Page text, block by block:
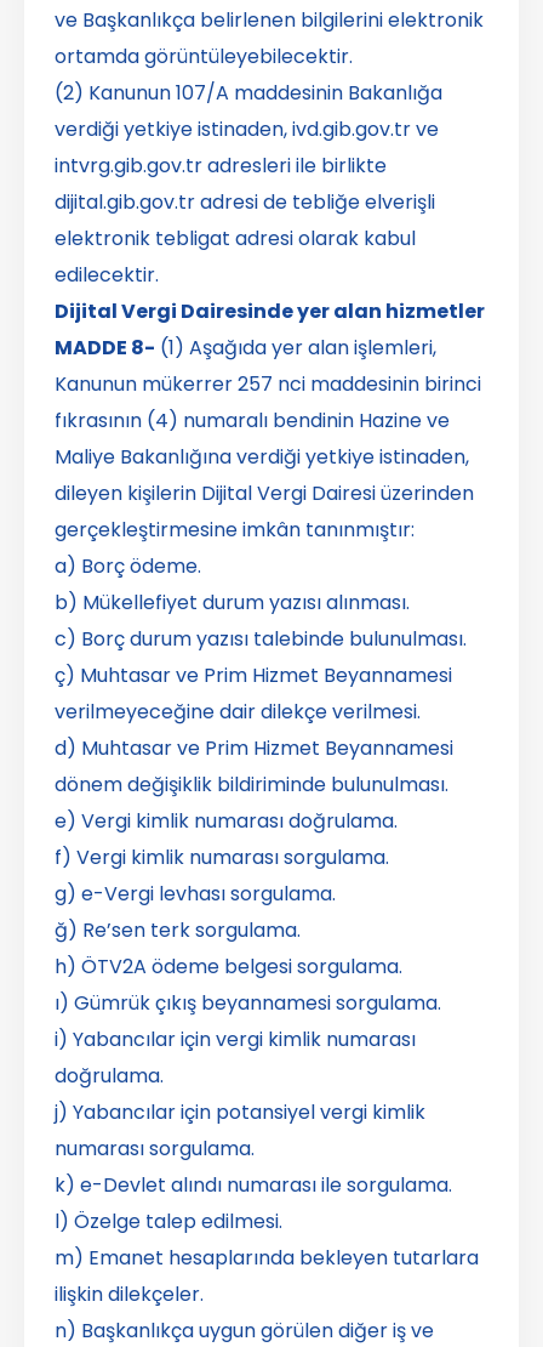
ve Başkanlıkça belirlenen bilgilerini elektronik
ortamda görüntüleyebilecektir.
(2) Kanunun 107/A maddesinin Bakanlığa
verdiği yetkiye istinaden, ivd.gib.gov.tr ve
intvrg.gib.gov.tr adresleri ile birlikte
dijital.gib.gov.tr adresi de tebliğe elverişli
elektronik tebligat adresi olarak kabul
edilecektir.
Dijital Vergi Dairesinde yer alan hizmetler
MADDE 8- (1) Aşağıda yer alan işlemleri,
Kanunun mükerrer 257 nci maddesinin birinci
fıkrasının (4) numaralı bendinin Hazine ve
Maliye Bakanlığına verdiği yetkiye istinaden,
dileyen kişilerin Dijital Vergi Dairesi üzerinden
gerçekleştirmesine imkân tanınmıştır:
a) Borç ödeme.
b) Mükellefiyet durum yazısı alınması.
c) Borç durum yazısı talebinde bulunulması.
ç) Muhtasar ve Prim Hizmet Beyannamesi
verilmeyeceğine dair dilekçe verilmesi.
d) Muhtasar ve Prim Hizmet Beyannamesi
dönem değişiklik bildiriminde bulunulması.
e) Vergi kimlik numarası doğrulama.
f) Vergi kimlik numarası sorgulama.
g) e-Vergi levhası sorgulama.
ğ) Re’sen terk sorgulama.
h) ÖTV2A ödeme belgesi sorgulama.
ı) Gümrük çıkış beyannamesi sorgulama.
i) Yabancılar için vergi kimlik numarası
doğrulama.
j) Yabancılar için potansiyel vergi kimlik
numarası sorgulama.
k) e-Devlet alındı numarası ile sorgulama.
l) Özelge talep edilmesi.
m) Emanet hesaplarında bekleyen tutarlara
ilişkin dilekçeler.
n) Başkanlıkça uygun görülen diğer iş ve